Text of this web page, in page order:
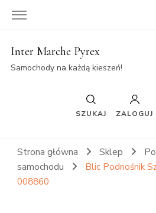
Inter Marche Pyrex
Samochody na każdą kieszeń!
SZUKAJ ZALOGUJ
Strona główna Sklep
samochodu
Blic Podnośnik
008860